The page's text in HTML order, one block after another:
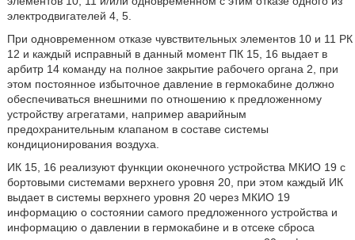
электродвигателей 4, 5.
При одновременном отказе чувствительных элементов 10 и 11 РК
12 и каждый исправный в данный момент ПК 15, 16 выдает в
арбитр 14 команду на полное закрытие рабочего органа 2, при
этом постоянное избыточное давление в гермокабине должно
обеспечиваться внешними по отношению к предложенному
устройству агрегатами, например аварийным
предохранительным клапаном в составе системы
кондиционирования воздуха.
ИК 15, 16 реализуют функции оконечного устройства МКИО 19 с
бортовыми системами верхнего уровня 20, при этом каждый ИК
выдает в системы верхнего уровня 20 через МКИО 19
информацию о состоянии самого предложенного устройства и
информацию о давлении в гермокабине и в отсеке сброса